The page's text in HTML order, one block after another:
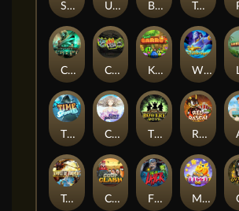
STEAMRUNNERS
Magic Piggy OG
Coop Clash
Red Rascal™
Wishbringer
Undead Fortune Toshi Video Club
Chaos Crew
Temple of Torment
King Carrot
Cloud Princess
Time Spinners
Fire My Laser
BOUNCY BOMBS
The Bowery Boys
Cursed Crypt